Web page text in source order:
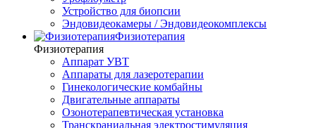
Устройство для биопсии
Эндовидеокамеры / Эндовидеокомплексы
Физиотерапия
Физиотерапия
Аппарат УВТ
Аппараты для лазеротерапии
Гинекологические комбайны
Двигательные аппараты
Озонотерапевтическая установка
Транскраниальная электростимуляция